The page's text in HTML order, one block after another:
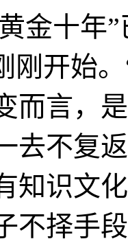
线城市
售。有
挖个坑
商来说
些小城
自己的“